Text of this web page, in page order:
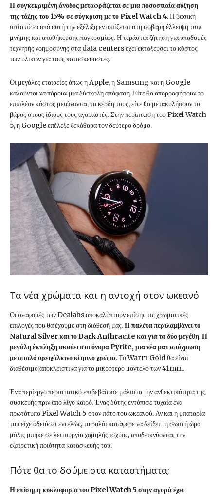
Η συγκεκριμένη άνοδος μεταφράζεται σε μια ποσοστιαία αύξηση
της τάξης του 15% σε σύγκριση με το Pixel Watch 4. Η βασική
αιτία πίσω από αυτή την εξέλιξη εντοπίζεται στη σοβαρή έλλειψη τσιπ
μνήμης και αποθήκευσης παγκοσμίως. Η τεράστια ζήτηση για υποδομές
τεχνητής νοημοσύνης στα data centers έχει εκτοξεύσει το κόστος
των υλικών για τους κατασκευαστές.
Οι μεγάλες εταιρείες όπως η Apple, η Samsung και η Google
καλούνται να πάρουν μια δύσκολη απόφαση. Είτε θα απορροφήσουν το
επιπλέον κόστος μειώνοντας τα κέρδη τους, είτε θα μετακυλήσουν το
βάρος στους ίδιους τους αγοραστές. Στην περίπτωση του Pixel Watch
5, η Google επέλεξε ξεκάθαρα τον δεύτερο δρόμο.
Τα νέα χρώματα και η αντοχή στον ωκεανό
Οι αναφορές των Dealabs αποκαλύπτουν επίσης τις χρωματικές
επιλογές που θα έχουμε στη διάθεσή μας.Η παλέτα περιλαμβάνει το
Natural Silver και το Dark Anthracite και για τα δύο μεγέθη.Η
μεγάλη έκπληξη ακούει στο όνομα Pyrite, μια νέα ματ απόχρωση
με απαλό ορειχάλκινο κίτρινο χρώμα. Το Warm Gold θα είναι
διαθέσιμο αποκλειστικά για το μικρότερο μοντέλο των 41mm.
Ένα περίεργο περιστατικό επιβεβαίωσε μάλιστα την ανθεκτικότητα της
συσκευής πριν από λίγο καιρό. Ένας δύτης εντόπισε τυχαία ένα
πρωτότυπο Pixel Watch 5 στον πάτο του ωκεανού. Αν και η μπαταρία
του είχε αδειάσει εντελώς, το ρολόι κατάφερε να δείξει τη σωστή ώρα
μόλις μπήκε σε λειτουργία χαμηλής ισχύος, αποδεικνύοντας την
εξαιρετική ποιότητα κατασκευής του.
Πότε θα το δούμε στα καταστήματα;
Η επίσημη κυκλοφορία του Pixel Watch 5 στην αγορά έχει